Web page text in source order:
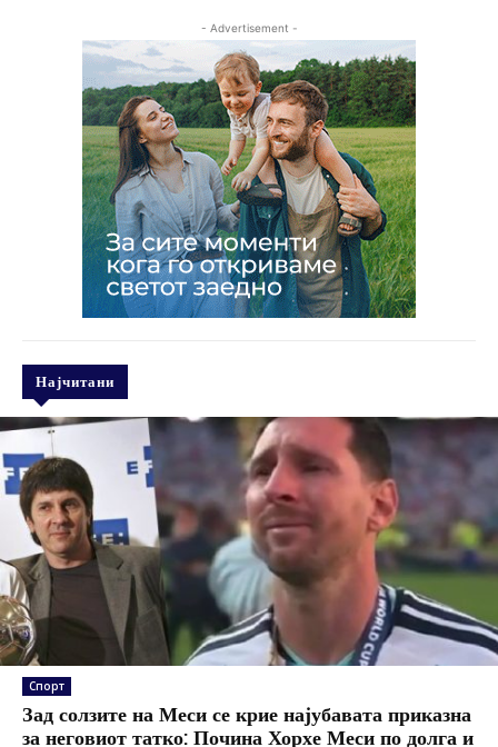
- Advertisement -
Најчитани
Спорт
Зад солзите на Меси се крие најубавата приказна
за неговиот татко: Почина Хорхе Меси по долга и